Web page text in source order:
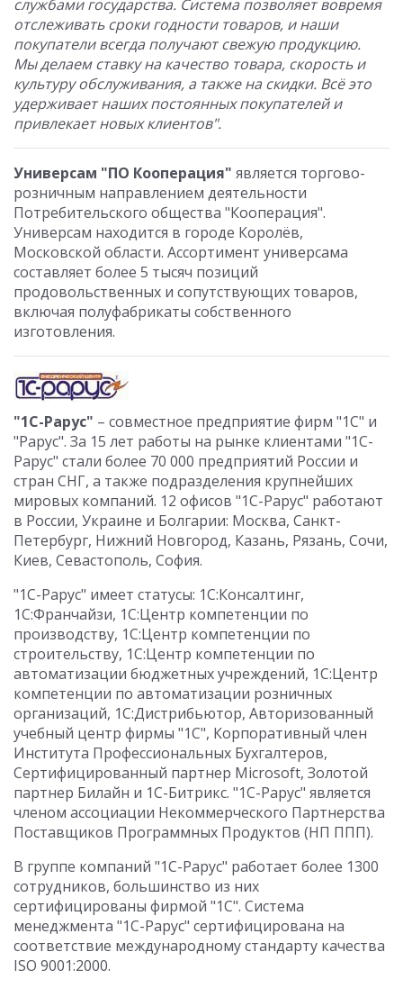
службами государства. Система позволяет вовремя
отслеживать сроки годности товаров, и наши
покупатели всегда получают свежую продукцию.
Мы делаем ставку на качество товара, скорость и
культуру обслуживания, а также на скидки. Всё это
удерживает наших постоянных покупателей и
привлекает новых клиентов".
Универсам "ПО Кооперация" является торгово-
розничным направлением деятельности
Потребительского общества "Кооперация".
Универсам находится в городе Королёв,
Московской области. Ассортимент универсама
составляет более 5 тысяч позиций
продовольственных и сопутствующих товаров,
включая полуфабрикаты собственного
изготовления.
"1С-Рарус" – совместное предприятие фирм "1С" и
"Рарус". За 15 лет работы на рынке клиентами "1С-
Рарус" стали более 70 000 предприятий России и
стран СНГ, а также подразделения крупнейших
мировых компаний. 12 офисов "1С-Рарус" работают
в России, Украине и Болгарии: Москва, Санкт-
Петербург, Нижний Новгород, Казань, Рязань, Сочи,
Киев, Севастополь, София.
"1С-Рарус" имеет статусы: 1С:Консалтинг,
1С:Франчайзи, 1С:Центр компетенции по
производству, 1С:Центр компетенции по
строительству, 1С:Центр компетенции по
автоматизации бюджетных учреждений, 1С:Центр
компетенции по автоматизации розничных
организаций, 1С:Дистрибьютор, Авторизованный
учебный центр фирмы "1С", Корпоративный член
Института Профессиональных Бухгалтеров,
Сертифицированный партнер Microsoft, Золотой
партнер Билайн и 1С-Битрикс. "1С-Рарус" является
членом ассоциации Некоммерческого Партнерства
Поставщиков Программных Продуктов (НП ППП).
В группе компаний "1С-Рарус" работает более 1300
сотрудников, большинство из них
сертифицированы фирмой "1С". Система
менеджмента "1С-Рарус" сертифицирована на
соответствие международному стандарту качества
ISO 9001:2000.